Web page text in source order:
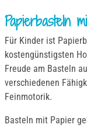
Papierbasteln
Für Kinder ist
kostengünstigsten
Freude am Basteln
verschiedenen
Feinmotorik.
Basteln mit Papier